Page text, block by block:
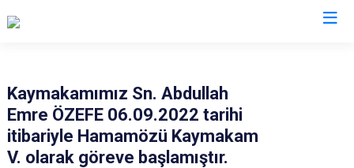
Göynücek
Gümüşhacıköy
Kaymakamımız Sn. Abdullah
Emre ÖZEFE 06.09.2022 tarihi
itibariyle Hamamözü Kaymakam
V. olarak göreve başlamıştır.